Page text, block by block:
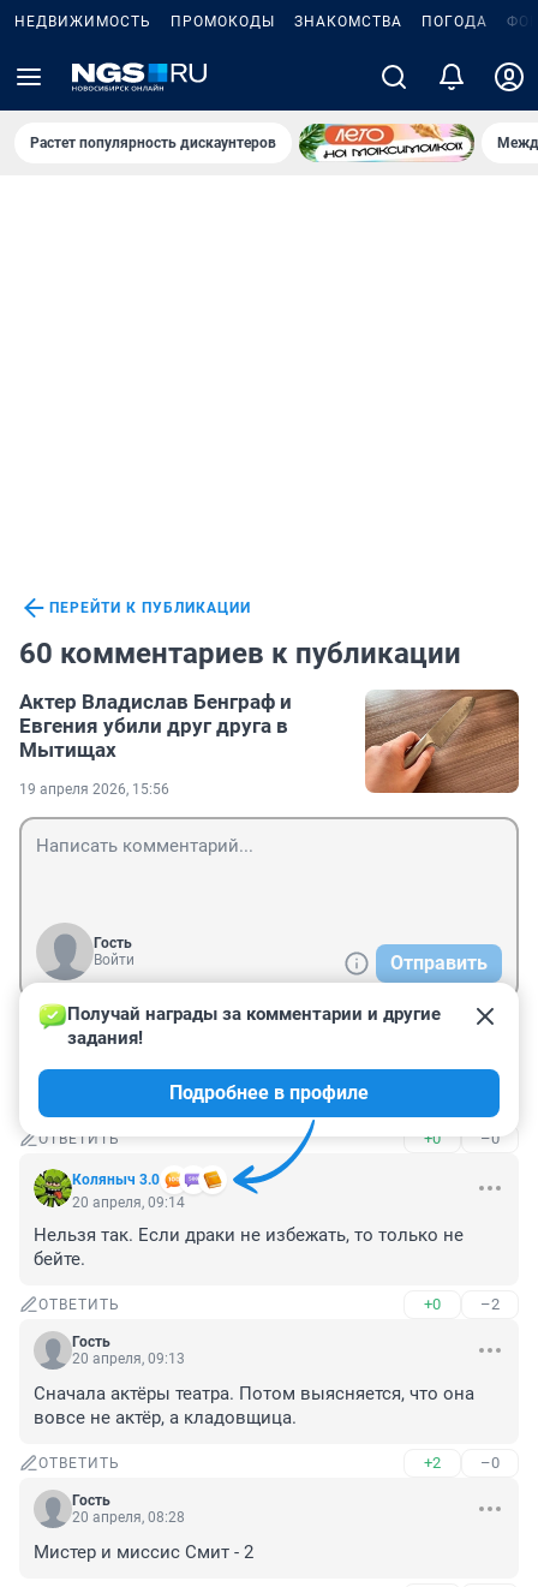
НЕДВИЖИМОСТЬ ПРОМОКОДЫ ЗНАКОМСТВА ПОГОДА
Растет популярность дискаунтеров
ПЕРЕЙТИ К ПУБЛИКАЦИИ
60 комментариев к публикации
Актер Владислав Бенграф и
Евгения убили друг друга в
Мытищах
19 апреля 2026, 15:56
Гость
Войти
Отправить
Гость
Скрепные традиционные ценности.
ОТВЕТИТЬ +0 –0
Коляныч 3.0
Получай награды за комментарии и другие
задания!
Подробнее в профиле
20 апреля, 09:14
Нельзя так. Если драки не избежать, то только не
бейте.
ОТВЕТИТЬ +0 –2
Гость
20 апреля, 09:13
Сначала актёры театра. Потом выясняется, что она
вовсе не актёр, а кладовщица.
ОТВЕТИТЬ +2 –0
Гость
20 апреля, 08:28
Мистер и миссис Смит - 2